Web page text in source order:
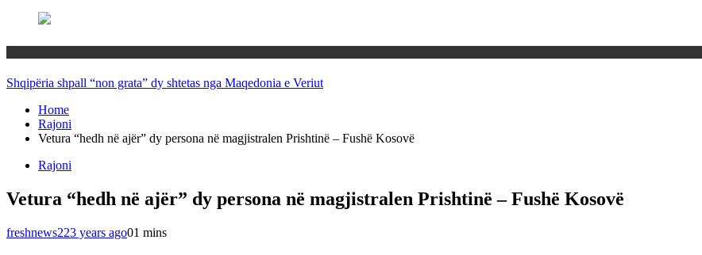
Shqipëria shpall “non grata” dy shtetas nga Maqedonia e Veriut
Home
Rajoni
Vetura “hedh në ajër” dy persona në magjistralen Prishtinë – Fushë Kosovë
Rajoni
Vetura “hedh në ajër” dy persona në magjistralen Prishtinë – Fushë Kosovë
freshnews223 years ago01 mins